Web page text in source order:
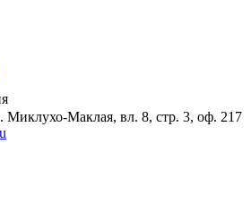
Миклухо-Маклая, вл. 8, стр. 3, оф. 217